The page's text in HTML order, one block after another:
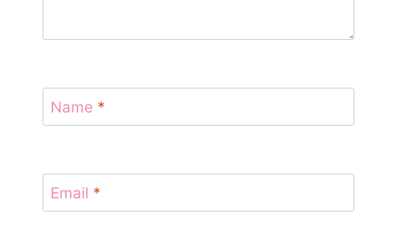
Name *
Email *